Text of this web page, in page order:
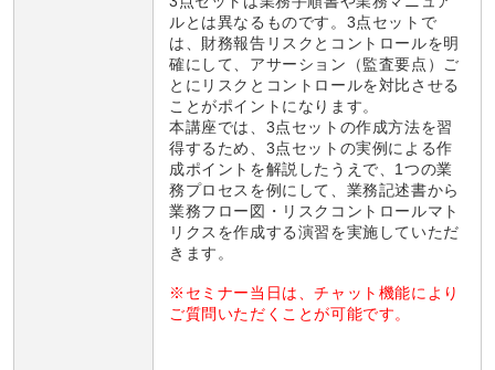
ルとは異なるものです。3点セットで
は、財務報告リスクとコントロールを明
確にして、アサーション（監査要点）ご
とにリスクとコントロールを対比させる
ことがポイントになります。
本講座では、3点セットの作成方法を習
得するため、3点セットの実例による作
成ポイントを解説したうえで、1つの業
務プロセスを例にして、業務記述書から
業務フロー図・リスクコントロールマト
リクスを作成する演習を実施していただ
きます。
※セミナー当日は、チャット機能により
ご質問いただくことが可能です。